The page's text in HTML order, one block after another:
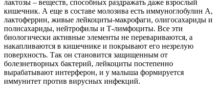
лактозы – веществ, способных раздражать даже взрослый
кишечник. А еще в составе молозива есть иммуноглобулин А,
лактоферрин, живые лейкоциты-макрофаги, олигосахариды и
полисахариды, нейтрофилы и Т-лимфоциты. Все эти
биологически активные элементы не перевариваются, а
накапливаются в кишечнике и покрывают его незрелую
поверхность. Так он становится защищенным от
болезнетворных бактерий, лейкоциты постепенно
вырабатывают интерферон, и у малыша формируется
иммунитет против вирусных инфекций.